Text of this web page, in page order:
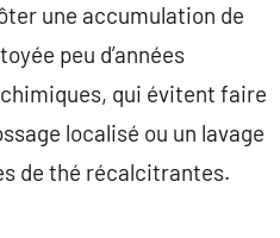
une accumulation de
peu d’années
qui évitent faire
localisé ou un lavage
de thé récalcitrantes.